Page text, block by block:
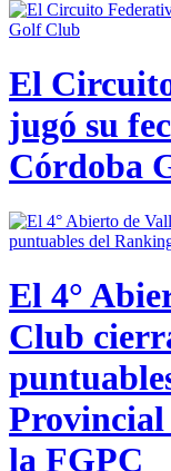
El
jugó su
Córdoba
El 4°
Club
Provincial
la FGPC